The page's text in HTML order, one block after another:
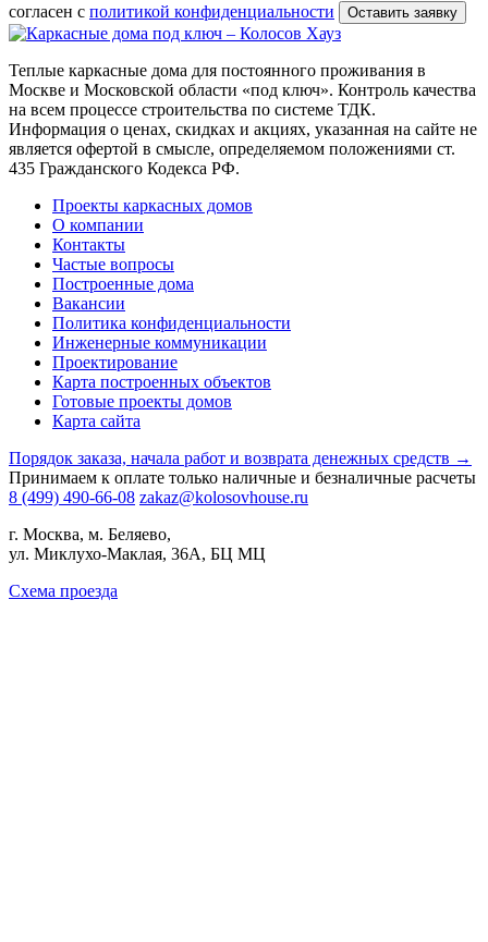
согласен с политикой конфиденциальности Оставить заявку
Теплые каркасные дома для постоянного проживания в
Москве и Московской области «под ключ». Контроль качества
на всем процессе строительства по системе ТДК.
Информация о ценах, скидках и акциях, указанная на сайте не
является офертой в смысле, определяемом положениями ст.
435 Гражданского Кодекса РФ.
Проекты каркасных домов
О компании
Контакты
Частые вопросы
Построенные дома
Вакансии
Политика конфиденциальности
Инженерные коммуникации
Проектирование
Карта построенных объектов
Готовые проекты домов
Карта сайта
Порядок заказа, начала работ и возврата денежных средств →
Принимаем к оплате только наличные и безналичные расчеты
8 (499) 490-66-08 zakaz@kolosovhouse.ru
г. Москва, м. Беляево,
ул. Миклухо-Маклая, 36А, БЦ МЦ
Схема проезда